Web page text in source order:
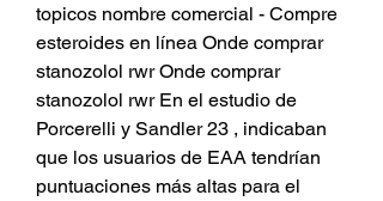
topicos nombre comercial - Compre
esteroides en línea Onde comprar
stanozolol rwr Onde comprar
stanozolol rwr En el estudio de
Porcerelli y Sandler 23 , indicaban
que los usuarios de EAA tendrían
puntuaciones más altas para el